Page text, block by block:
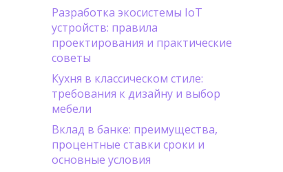
Разработка экосистемы IoT
устройств: правила
проектирования и практические
советы
Кухня в классическом стиле:
требования к дизайну и выбор
мебели
Вклад в банке: преимущества,
процентные ставки сроки и
основные условия